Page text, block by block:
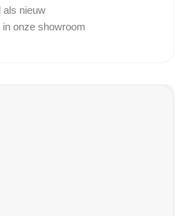
als nieuw
onze showroom